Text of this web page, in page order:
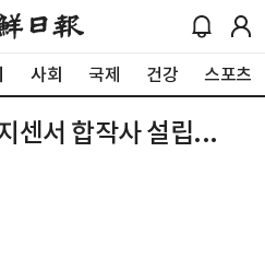
사회 국제 건강 스포츠
센서 합작사 설립...